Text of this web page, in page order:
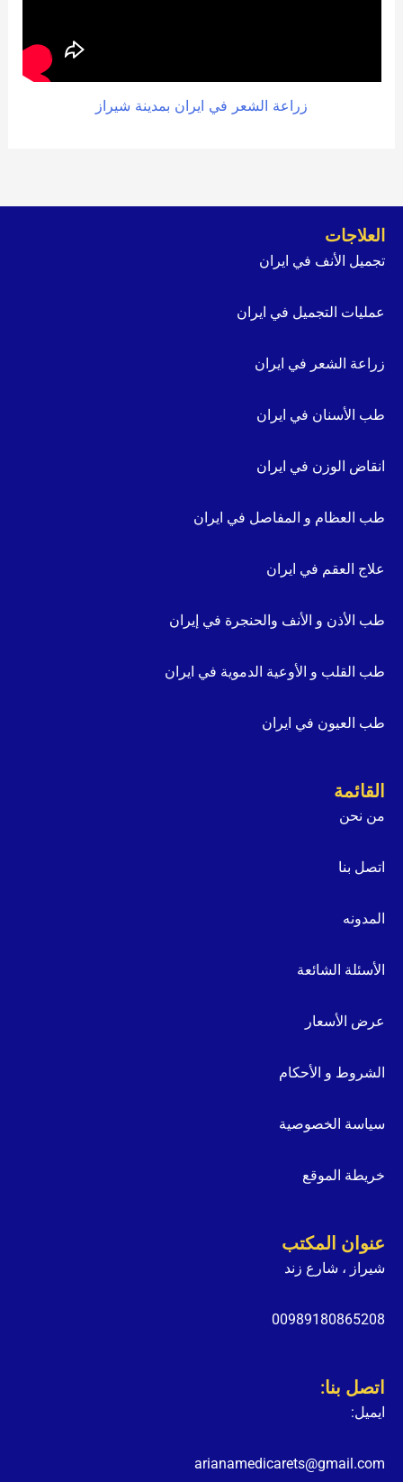
زراعة الشعر في ايران بمدينة شيراز
العلاجات
تجميل الأنف في ايران
عمليات التجميل في ايران
زراعة الشعر في ايران
طب الأسنان في ايران
انقاض الوزن في ايران
طب العظام و المفاصل في ايران
علاج العقم في ايران
طب الأذن و الأنف والحنجرة في إيران
طب القلب و الأوعية الدموية في ايران
طب العيون في ايران
القائمة
من نحن
اتصل بنا
المدونه
الأسئلة الشائعة
عرض الأسعار
الشروط و الأحكام
سياسة الخصوصية
خريطة الموقع
عنوان المكتب
شيراز ، شارع زند
00989180865208
اتصل بنا:
ايميل:
arianamedicarets@gmail.com